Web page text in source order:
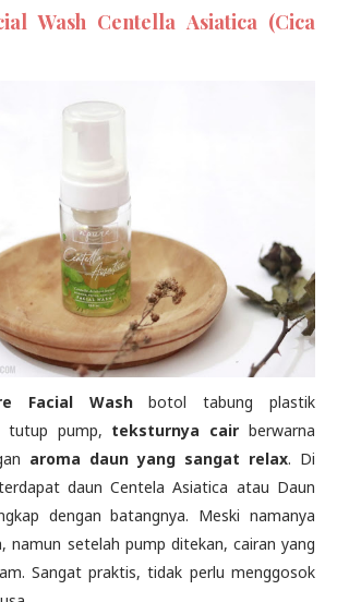
Wash Centella Asiatica (Cica
Facial Washbotol tabung plastik
tutup pump, teksturnya cair berwarna
aroma daun yang sangat relax. Di
daun Centela Asiatica atau Daun
dengan batangnya. Meski namanya
namun setelah pump ditekan, cairan yang
Sangat praktis, tidak perlu menggosok